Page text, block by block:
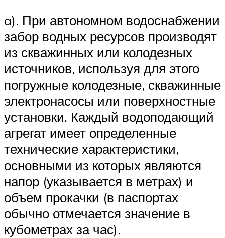
a). При автономном водоснабжении
забор водных ресурсов производят
из скважинных или колодезных
источников, используя для этого
погружные колодезные, скважинные
электронасосы или поверхностные
установки. Каждый водоподающий
агрегат имеет определенные
технические характеристики,
основными из которых являются
напор (указывается в метрах) и
объем прокачки (в паспортах
обычно отмечается значение в
кубометрах за час).